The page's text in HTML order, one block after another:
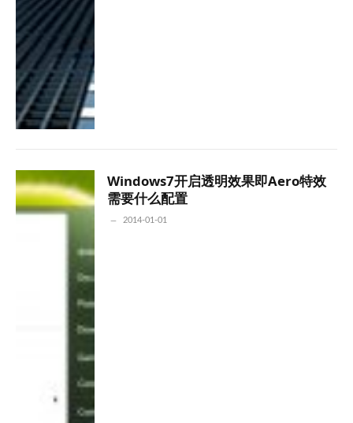
Windows7开启透明效果即Aero特效
需要什么配置
2014-01-01